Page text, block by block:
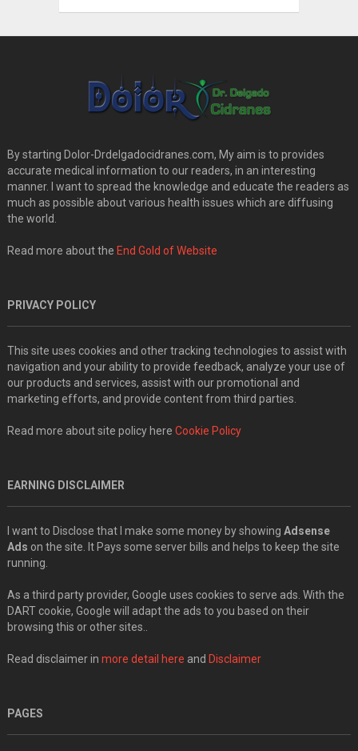
By starting Dolor-Drdelgadocidranes.com, My aim is to provides
accurate medical information to our readers, in an interesting
manner. I want to spread the knowledge and educate the readers as
much as possible about various health issues which are diffusing
the world.
Read more about the End Gold of Website
PRIVACY POLICY
This site uses cookies and other tracking technologies to assist with
navigation and your ability to provide feedback, analyze your use of
our products and services, assist with our promotional and
marketing efforts, and provide content from third parties.
Read more about site policy here Cookie Policy
EARNING DISCLAIMER
I want to Disclose that I make some money by showing Adsense
Ads on the site. It Pays some server bills and helps to keep the site
running.
As a third party provider, Google uses cookies to serve ads. With the
DART cookie, Google will adapt the ads to you based on their
browsing this or other sites..
Read disclaimer in more detail here and Disclaimer
PAGES